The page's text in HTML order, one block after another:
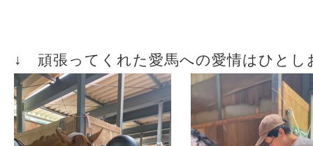
↓ 頑張ってくれた愛馬への愛情はひと